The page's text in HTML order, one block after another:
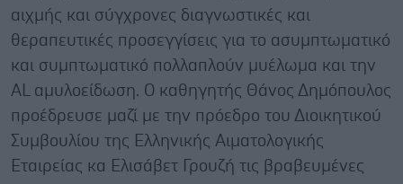
αιχμής και σύγχρονες διαγνωστικές και
θεραπευτικές προσεγγίσεις για το ασυμπτωματικό
και συμπτωματικό πολλαπλούν μυέλωμα και την
AL αμυλοείδωση. Ο καθηγητής Θάνος Δημόπουλος
προέδρευσε μαζί με την πρόεδρο του Διοικητικού
Συμβουλίου της Ελληνικής Αιματολογικής
Εταιρείας κα Ελισάβετ Γρουζή τις βραβευμένες